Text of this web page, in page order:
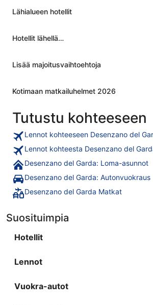
Lähialueen hotellit
Hotellit lähellä…
Lisää majoitusvaihtoehtoja
Kotimaan matkailuhelmet 2026
Tutustu kohteeseen
Lennot kohteeseen Desenzano del
Lennot kohteesta Desenzano del
Desenzano del Garda: Loma-asunnot
Desenzano del Garda: Autonvuokraus
Desenzano del Garda Matkat
Suosituimpia
Hotellit
Lennot
Vuokra-autot